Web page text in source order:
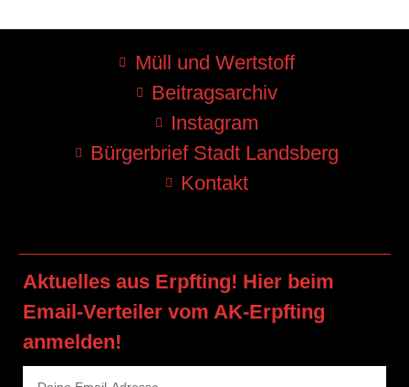
Müll und Wertstoff
Beitragsarchiv
Instagram
Bürgerbrief Stadt Landsberg
Kontakt
Aktuelles aus Erpfting! Hier beim
Email-Verteiler vom AK-Erpfting
anmelden!